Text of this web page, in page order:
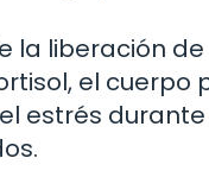
la liberación
el cuerpo
estrés